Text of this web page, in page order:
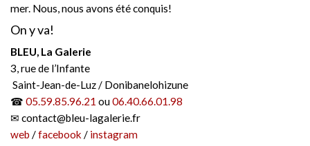
mer. Nous, nous avons été conquis!
On y va!
BLEU, La Galerie
3, rue de l’Infante
Saint-Jean-de-Luz / Donibanelohizune
☎ 05.59.85.96.21 ou06.40.66.01.98
✉ contact@bleu-lagalerie.fr
web /facebook / instagram